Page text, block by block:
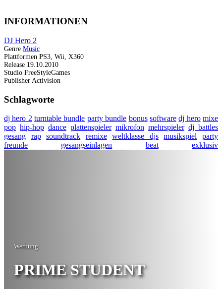
INFORMATIONEN
DJ Hero 2
Genre Music
Plattformen PS3, Wii, X360
Release 19.10.2010
Studio FreeStyleGames
Publisher Activision
Schlagworte
dj hero 2 turntable bundle party bundle bonus software dj hero mixe
pop hip-hop dance plattenspieler mikrofon mehrspieler dj battles
gesang
rap soundtrack remixe weltklasse djs musikspiel
party
freunde
gesangseinlagen beat exklusiv
Werbung
PRIME STUDENT